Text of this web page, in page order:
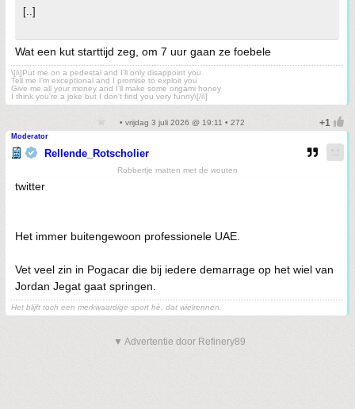
[..]
Wat een kut starttijd zeg, om 7 uur gaan ze foebele
\[i\]Put me on a pedestal and I'll only disappoint you
Tell me I'm exceptional and I promise to exploit you
Give me all your money and I'll make some origami honey
I think you're a joke but I don't find you very funny\[/i\]
• vrijdag 3 juli 2026 @ 19:11 • 272
Moderator
Rellende_Rotscholier
Robbertje matten met de wouten
twitter
Het immer buitengewoon professionele UAE.
Vet veel zin in Pogacar die bij iedere demarrage op het wiel van
Jordan Jegat gaat springen.
Het blijft toch een merkwaardige sport hè, dat wielrennen.
▼ Advertentie door Refinery89